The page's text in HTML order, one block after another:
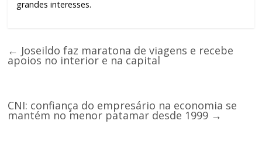
grandes interesses.
← Joseildo faz maratona de viagens e recebe
apoios no interior e na capital
CNI: confiança do empresário na economia se
mantém no menor patamar desde 1999 →